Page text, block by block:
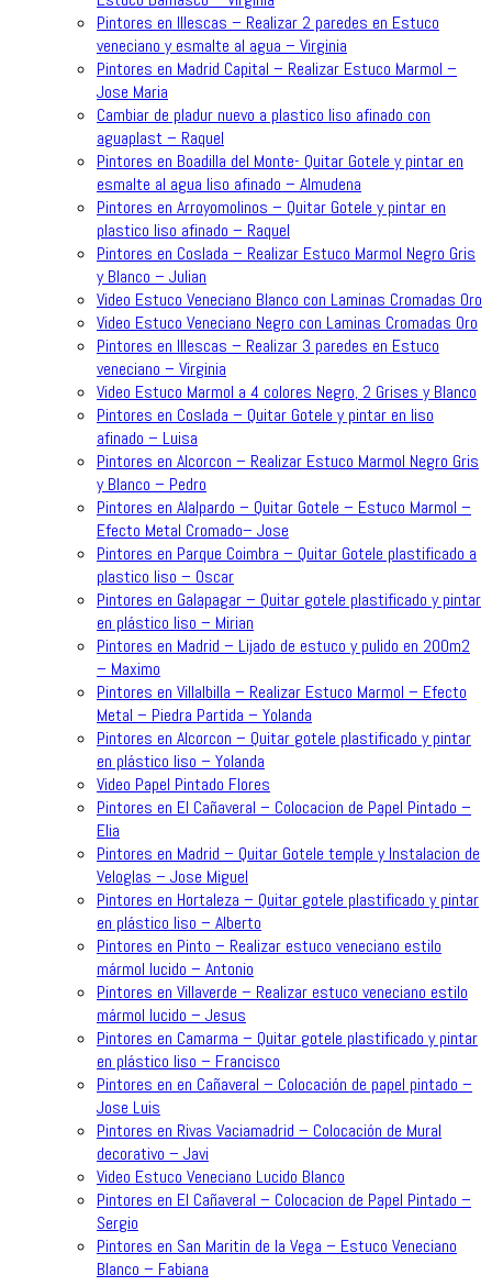
Pintores en Illescas – Realizar 2 paredes en Estuco
veneciano y esmalte al agua – Virginia
Pintores en Madrid Capital – Realizar Estuco Marmol –
Jose Maria
Cambiar de pladur nuevo a plastico liso afinado con
aguaplast – Raquel
Pintores en Boadilla del Monte- Quitar Gotele y pintar en
esmalte al agua liso afinado – Almudena
Pintores en Arroyomolinos – Quitar Gotele y pintar en
plastico liso afinado – Raquel
Pintores en Coslada – Realizar Estuco Marmol Negro Gris
y Blanco – Julian
Video Estuco Veneciano Blanco con Laminas Cromadas Oro
Video Estuco Veneciano Negro con Laminas Cromadas Oro
Pintores en Illescas – Realizar 3 paredes en Estuco
veneciano – Virginia
Video Estuco Marmol a 4 colores Negro, 2 Grises y Blanco
Pintores en Coslada – Quitar Gotele y pintar en liso
afinado – Luisa
Pintores en Alcorcon – Realizar Estuco Marmol Negro Gris
y Blanco – Pedro
Pintores en Alalpardo – Quitar Gotele – Estuco Marmol –
Efecto Metal Cromado– Jose
Pintores en Parque Coimbra – Quitar Gotele plastificado a
plastico liso – Oscar
Pintores en Galapagar – Quitar gotele plastificado y pintar
en plástico liso – Mirian
Pintores en Madrid – Lijado de estuco y pulido en 200m2
– Maximo
Pintores en Villalbilla – Realizar Estuco Marmol – Efecto
Metal – Piedra Partida – Yolanda
Pintores en Alcorcon – Quitar gotele plastificado y pintar
en plástico liso – Yolanda
Video Papel Pintado Flores
Pintores en El Cañaveral – Colocacion de Papel Pintado –
Elia
Pintores en Madrid – Quitar Gotele temple y Instalacion de
Veloglas – Jose Miguel
Pintores en Hortaleza – Quitar gotele plastificado y pintar
en plástico liso – Alberto
Pintores en Pinto – Realizar estuco veneciano estilo
mármol lucido – Antonio
Pintores en Villaverde – Realizar estuco veneciano estilo
mármol lucido – Jesus
Pintores en Camarma – Quitar gotele plastificado y pintar
en plástico liso – Francisco
Pintores en en Cañaveral – Colocación de papel pintado –
Jose Luis
Pintores en Rivas Vaciamadrid – Colocación de Mural
decorativo – Javi
Video Estuco Veneciano Lucido Blanco
Pintores en El Cañaveral – Colocacion de Papel Pintado –
Sergio
Pintores en San Maritin de la Vega – Estuco Veneciano
Blanco – Fabiana